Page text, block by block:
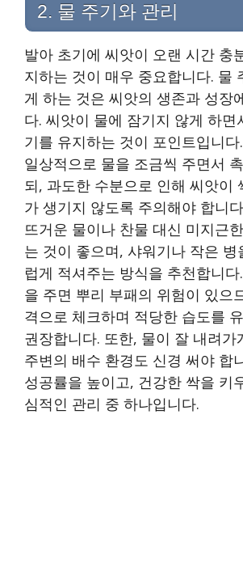
2. 물 주기와 관리
발아 초기에 씨앗이 오랜 시간 충
지하는 것이 매우 중요합니다. 물
게 하는 것은 씨앗의 생존과 성장
다. 씨앗이 물에 잠기지 않게 하면
기를 유지하는 것이 포인트입니
일상적으로 물을 조금씩 주면서
되, 과도한 수분으로 인해 씨앗이
가 생기지 않도록 주의해야 합니
뜨거운 물이나 찬물 대신 미지근
는 것이 좋으며, 샤워기나 작은 병
럽게 적셔주는 방식을 추천합니
을 주면 뿌리 부패의 위험이 있으
격으로 체크하며 적당한 습도를
권장합니다. 또한, 물이 잘 내려가
주변의 배수 환경도 신경 써야 합
성공률을 높이고, 건강한 싹을 키
심적인 관리 중 하나입니다.